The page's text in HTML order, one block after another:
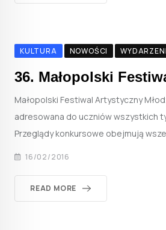
KULTURA NOWOŚCI
36. Małopolski
Małopolski Festiwal Artystyczny
adresowana do uczniów wszystkich
Przeglądy konkursowe obejmują
16/02/2016
READ MORE